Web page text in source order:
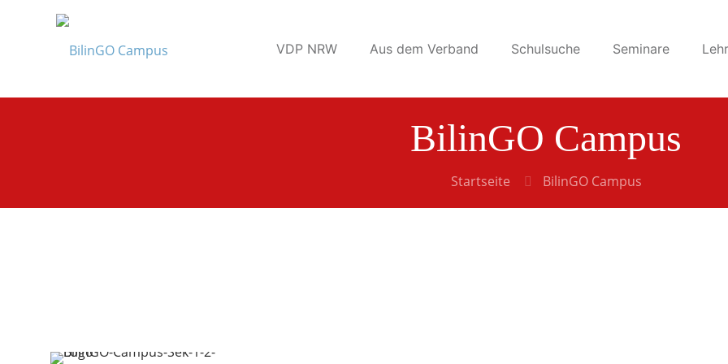
VDP NRW Aus dem Verband Schulsuche Seminare
BilinGO Campus
Startseite BilinGO Campus